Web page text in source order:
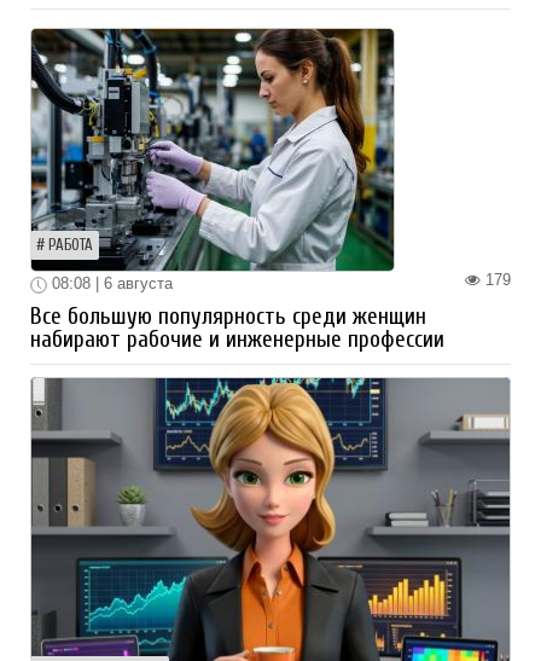
РАБОТА
179
08:08 | 6 августа
Все большую популярность среди женщин
набирают рабочие и инженерные профессии